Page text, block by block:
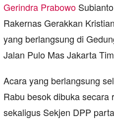
Gerindra Prabowo
Rakernas Gerakkan
yang berlangsung di
Jalan Pulo Mas Jakarta
Acara yang berlangsung
Rabu besok dibuka secara
sekaligus Sekjen DPP